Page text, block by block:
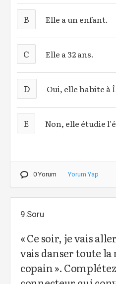
B Elle a un enfant.
C Elle a 32 ans.
D Oui, elle habite à
E Non, elle étudie
0 Yorum Yorum Yap
9.Soru
« Ce soir, je vais
vais danser toute
copain ».